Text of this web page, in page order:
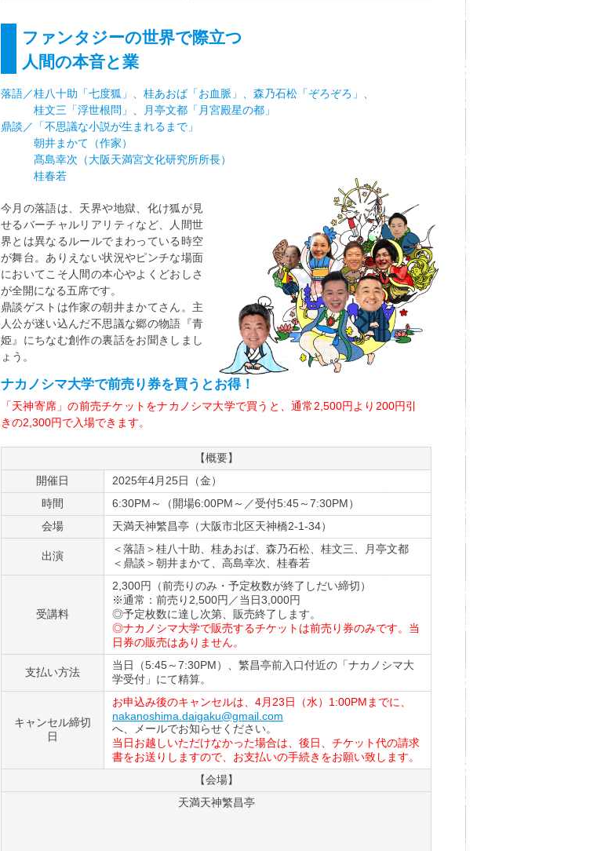
ファンタジーの世界で際立つ
人間の本音と業
落語／桂八十助「七度狐」、桂あおば「お血脈」、森乃石松「ぞろぞろ」、
桂文三「浮世根問」、月亭文都「月宮殿星の都」
鼎談／「不思議な小説が生まれるまで」
朝井まかて（作家）
髙島幸次（大阪天満宮文化研究所所長）
桂春若
今月の落語は、天界や地獄、化け狐が見
せるバーチャルリアリティなど、人間世
界とは異なるルールでまわっている時空
が舞台。ありえない状況やピンチな場面
においてこそ人間の本心やよくどおしさ
が全開になる五席です。
鼎談ゲストは作家の朝井まかてさん。主
人公が迷い込んだ不思議な郷の物語『青
姫』にちなむ創作の裏話をお聞きしまし
ょう。
ナカノシマ大学で前売り券を買うとお得！
「天神寄席」の前売チケットをナカノシマ大学で買うと、通常2,500円より200円引
きの2,300円で入場できます。
【概要】
開催日
2025年4月25日（金）
時間
6:30PM～（開場6:00PM～／受付5:45～7:30PM）
会場
天満天神繁昌亭（大阪市北区天神橋2-1-34）
出演
＜落語＞桂八十助、桂あおば、森乃石松、桂文三、月亭文都
＜鼎談＞朝井まかて、高島幸次、桂春若
受講料
2,300円（前売りのみ・予定枚数が終了しだい締切）
※通常：前売り2,500円／当日3,000円
◎予定枚数に達し次第、販売終了します。
◎ナカノシマ大学で販売するチケットは前売り券のみです。当
日券の販売はありません。
支払い方法
当日（5:45～7:30PM）、繁昌亭前入口付近の「ナカノシマ大
学受付」にて精算。
キャンセル締切
日
お申込み後のキャンセルは、4月23日（水）1:00PMまでに、
nakanoshima.daigaku@gmail.com
へ、メールでお知らせください。
当日お越しいただけなかった場合は、後日、チケット代の請求
書をお送りしますので、お支払いの手続きをお願い致します。
【会場】
天満天神繁昌亭